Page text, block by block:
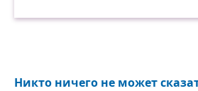
Никто ничего не может